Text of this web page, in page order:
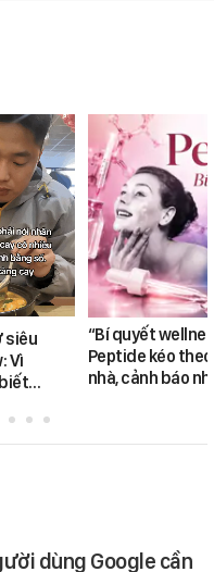
siêu
Vì
“Bí quyết
Peptide kéo
nhà, cảnh báo
dùng Google cần